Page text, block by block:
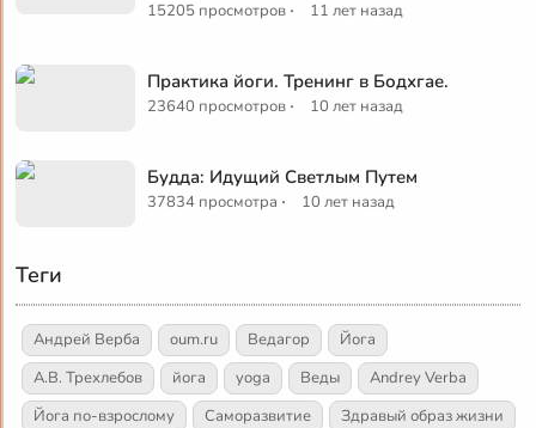
15205 просмотров · 11 лет назад
Практика йоги. Тренинг в Бодхгае.
23640 просмотров · 10 лет назад
Будда: Идущий Светлым Путем
37834 просмотра · 10 лет назад
Теги
Андрей Верба oum.ru Ведагор
Йога
А.В. Трехлебов
йога yoga Веды
Andrey Verba
Йога по-взрослому
Саморазвитие
Здравый образ жизни